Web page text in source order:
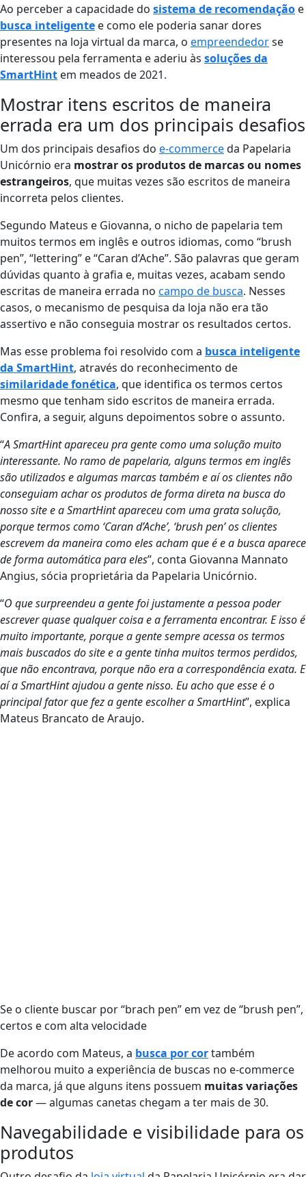
Ao perceber a capacidade do sistema de recomendação e
busca inteligente e como ele poderia sanar dores
presentes na loja virtual da marca, o empreendedorse
interessou pela ferramenta e aderiu às soluções da
SmartHint em meados de 2021.
Mostrar itens escritos de maneira
errada era um dos principais desafios
Um dos principais desafios do e-commerceda Papelaria
Unicórnio era mostrar os produtos de marcas ou nomes
estrangeiros, que muitas vezes são escritos de maneira
incorreta pelos clientes.
Segundo Mateus e Giovanna, o nicho de papelaria tem
muitos termos em inglês e outros idiomas, como “brush
pen”, “lettering” e “Caran d’Ache”. São palavras que geram
dúvidas quanto à grafia e, muitas vezes, acabam sendo
escritas de maneira errada no campo de busca. Nesses
casos, o mecanismo de pesquisa da loja não era tão
assertivo e não conseguia mostrar os resultados certos.
Mas esse problema foi resolvido com a busca inteligente
da SmartHint, através do reconhecimento de
similaridade fonética, que identifica os termos certos
mesmo que tenham sido escritos de maneira errada.
Confira, a seguir, alguns depoimentos sobre o assunto.
“A SmartHint apareceu pra gente como uma solução muito
interessante. No ramo de papelaria, alguns termos em inglês
são utilizados e algumas marcas também e aí os clientes não
conseguiam achar os produtos de forma direta na busca do
nosso site e a SmartHint apareceu com uma grata solução,
porque termos como ‘Caran d’Ache’, ‘brush pen’ os clientes
escrevem da maneira como eles acham que é e a busca aparece
de forma automática para eles”, conta Giovanna Mannato
Angius, sócia proprietária da Papelaria Unicórnio.
“O que surpreendeu a gente foi justamente a pessoa poder
escrever quase qualquer coisa e a ferramenta encontrar. E isso é
muito importante, porque a gente sempre acessa os termos
mais buscados do site e a gente tinha muitos termos perdidos,
que não encontrava, porque não era a correspondência exata. E
aí a SmartHint ajudou a gente nisso. Eu acho que esse é o
principal fator que fez a gente escolher a SmartHint”, explica
Mateus Brancato de Araujo.
Se o cliente buscar por “brach pen” em vez de “brush
certos e com alta velocidade
De acordo com Mateus, a busca por cortambém
melhorou muito a experiência de buscas no e-commerce
da marca, já que alguns itens possuem muitas variações
de cor— algumas canetas chegam a ter mais de 30.
Navegabilidade e visibilidade para os
produtos